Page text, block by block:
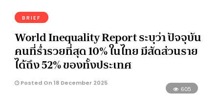
BRIEF
World Inequality Report ระบุว่า ปัจจุบัน
คนที่ร่ำรวยที่สุด 10% ในไทย มีสัดส่วนราย
ได้ถึง 52% ของทั้งประเทศ
Posted On 18 December 2025
605